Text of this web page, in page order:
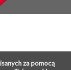
za pomocą